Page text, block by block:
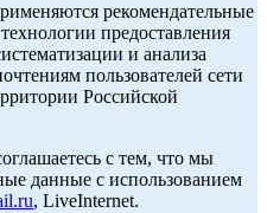
рекомендательные
предоставления
и анализа
пользователей сети
Российской
с тем, что мы
данные с использованием
, LiveInternet.